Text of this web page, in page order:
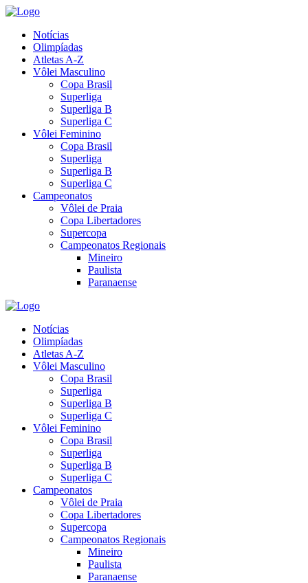
Notícias
Olimpíadas
Atletas A-Z
Vôlei Masculino
Copa Brasil
Superliga
Superliga B
Superliga C
Vôlei Feminino
Copa Brasil
Superliga
Superliga B
Superliga C
Campeonatos
Vôlei de Praia
Copa Libertadores
Supercopa
Campeonatos Regionais
Mineiro
Paulista
Paranaense
Notícias
Olimpíadas
Atletas A-Z
Vôlei Masculino
Copa Brasil
Superliga
Superliga B
Superliga C
Vôlei Feminino
Copa Brasil
Superliga
Superliga B
Superliga C
Campeonatos
Vôlei de Praia
Copa Libertadores
Supercopa
Campeonatos Regionais
Mineiro
Paulista
Paranaense